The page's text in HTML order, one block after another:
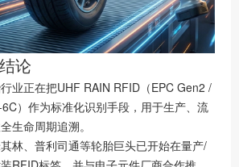
论
业正在把UHF RAIN RFID（EPC Gen2 /
）作为标准化识别手段，用于生产、流
生命周期追溯。
林、普利司通等轮胎巨头已开始在量产/